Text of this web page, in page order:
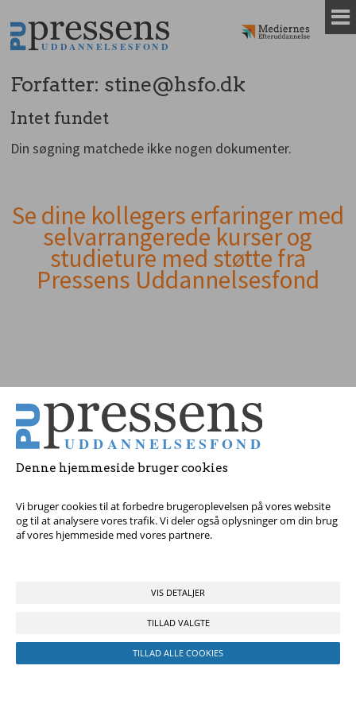
Denne hjemmeside bruger cookies
Vi bruger cookies til at forbedre brugeroplevelsen på vores website
og til at analysere vores trafik. Vi deler også oplysninger om din brug
af vores hjemmeside med vores partnere.
VIS DETALJER
TILLAD VALGTE
TILLAD ALLE COOKIES
til
indhold
Forfatter: stine@hsfo.dk
Intet fundet
Din søgning matchede ikke nogen dokumenter.
Andet
indhold
Se dine kollegers erfaringer med
selvarrangerede kurser og
studieture med støtte fra
Pressens Uddannelsesfond
Tag fat i os med dine spørgsmål!
© 2017 Pressens Uddannelsesfond, Rådhuspladsen 16, 4. sal, 1550